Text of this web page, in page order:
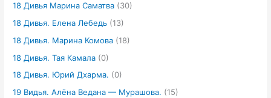
18 Дивья Марина Саматва (30)
18 Дивья. Елена Лебедь (13)
18 Дивья. Марина Комова (18)
18 Дивья. Тая Камала (0)
18 Дивья. Юрий Дхарма. (0)
19 Видья. Алёна Ведана — Мурашова. (15)